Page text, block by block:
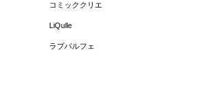
コミッククリエ
LiQulle
ラブパルフェ